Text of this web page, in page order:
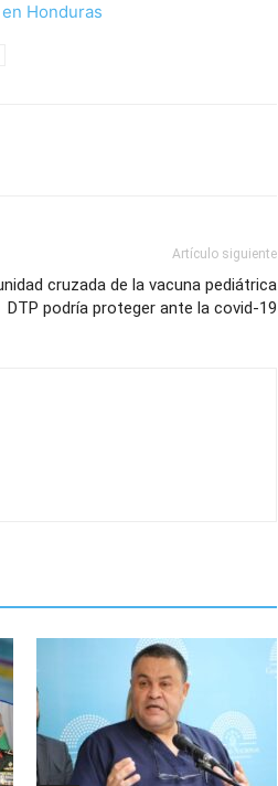
Honduras
Artículo siguiente
cruzada de la vacuna pediátrica
DTP podría proteger ante la covid-19